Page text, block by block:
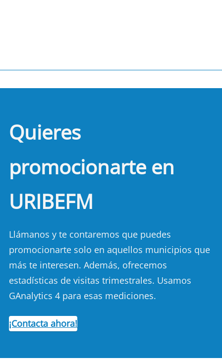
Quieres
promocionarte en
URIBEFM
Llámanos y te contaremos que puedes
promocionarte solo en aquellos municipios que
más te interesen. Además, ofrecemos
estadísticas de visitas trimestrales. Usamos
GAnalytics 4 para esas mediciones.
¡Contacta ahora!